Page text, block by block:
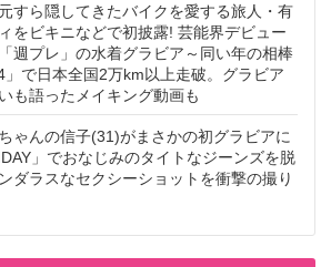
すら隠してきたバイクを愛する旅人・有
をビキニなどで初披露! 芸能界デビュー
週プレ」の水着グラビア～同い年の相棒
」で日本全国2万km以上走破。グラビア
も語ったメイキング動画も
ゃんの信子(31)がまさかの初グラビアに
」でおなじみのタイトなジーンズを脱
ダラスなセクシーショットを衝撃の撮り